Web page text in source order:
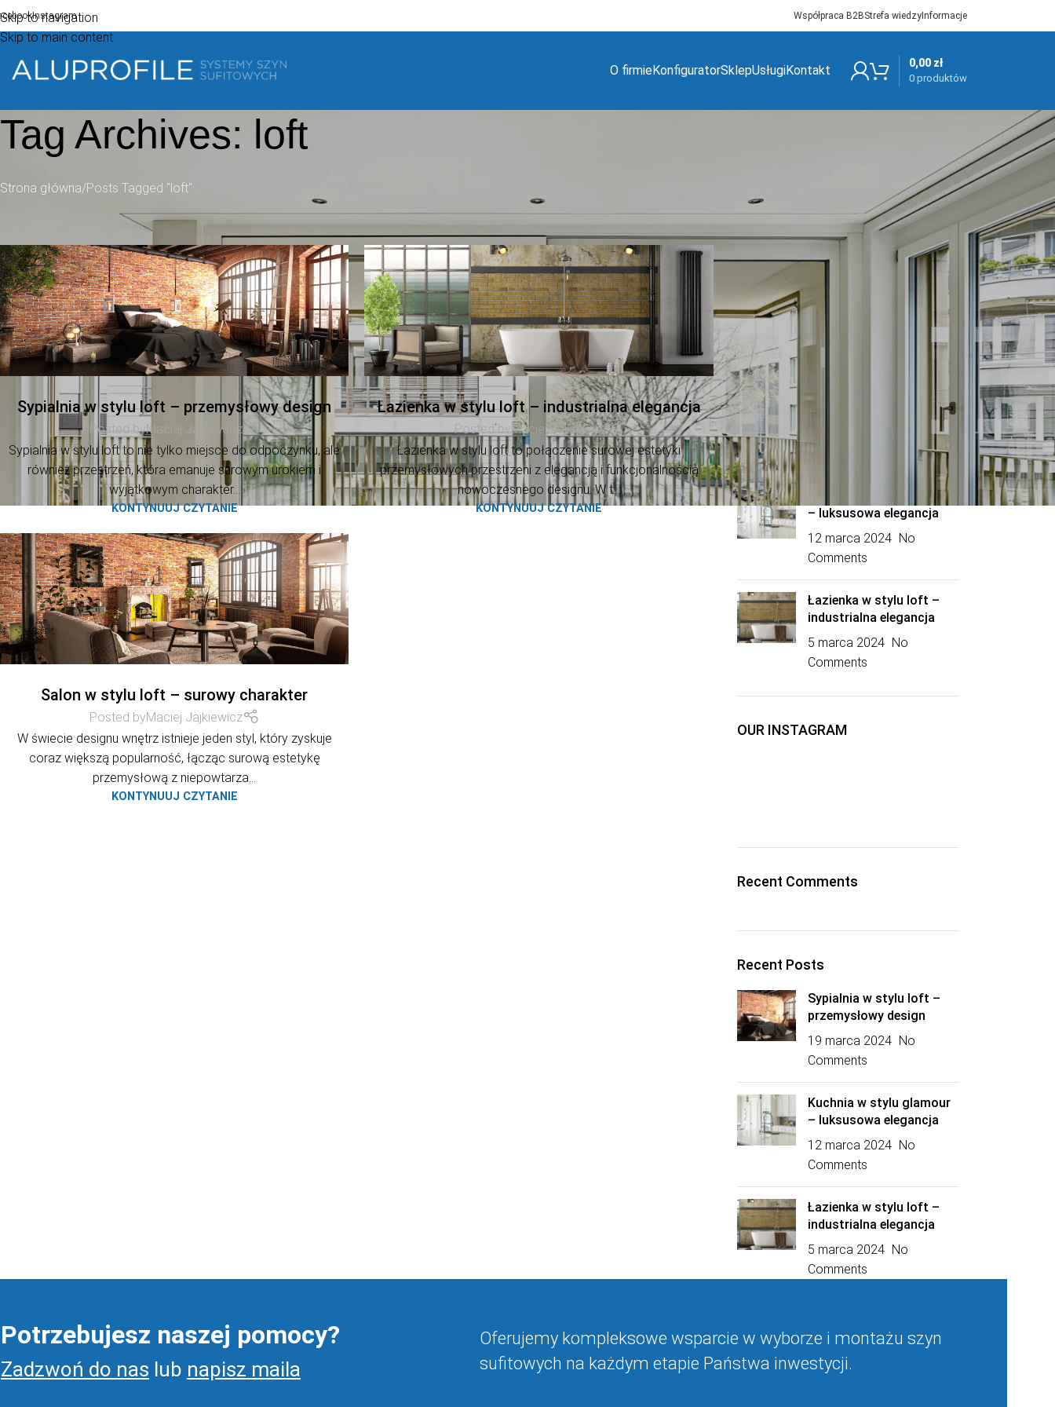
Skip to navigation
Skip to main content
Instagram Współpraca B2BStrefa wiedzy Informacje
O firmieKonfiguratorSklepUsługiKontakt
0 produktów
0,00 zł
Tag Archives: loft
Strona główna Posts Tagged "loft"
Sypialnia w stylu loft – przemysłowy design
Posted byMaciej Jajkiewicz
Sypialnia w stylu loft to nie tylko miejsce do odpoczynku, ale
również przestrzeń, która emanuje surowym urokiem i
wyjątkowym charakter...
KONTYNUUJ CZYTANIE
Łazienka w stylu loft – industrialna elegancja
Posted byMaciej Jajkiewicz
Łazienka w stylu loft to połączenie surowej estetyki
przemysłowych przestrzeni z elegancją i funkcjonalnością
nowoczesnego designu. W t...
KONTYNUUJ CZYTANIE
Salon w stylu loft – surowy charakter
Posted byMaciej Jajkiewicz
W świecie designu wnętrz istnieje jeden styl, który zyskuje
coraz większą popularność, łącząc surową estetykę
przemysłową z niepowtarza...
KONTYNUUJ CZYTANIE
Bez kategorii
Recent Posts
Sypialnia w stylu loft –
przemysłowy design
Comments
Kuchnia w stylu glamour
– luksusowa elegancja
12 marca 2024 No
Comments
Łazienka w stylu loft –
industrialna elegancja
5 marca 2024 No
Comments
OUR INSTAGRAM
Recent Comments
Recent Posts
Sypialnia w stylu loft –
przemysłowy design
19 marca 2024 No
Comments
Kuchnia w stylu glamour
– luksusowa elegancja
12 marca 2024 No
Comments
Łazienka w stylu loft –
industrialna elegancja
5 marca 2024 No
Comments
Potrzebujesz naszej pomocy?
Zadzwoń do nas lub napisz maila
Oferujemy kompleksowe wsparcie w wyborze i montażu szyn
sufitowych na każdym etapie Państwa inwestycji.